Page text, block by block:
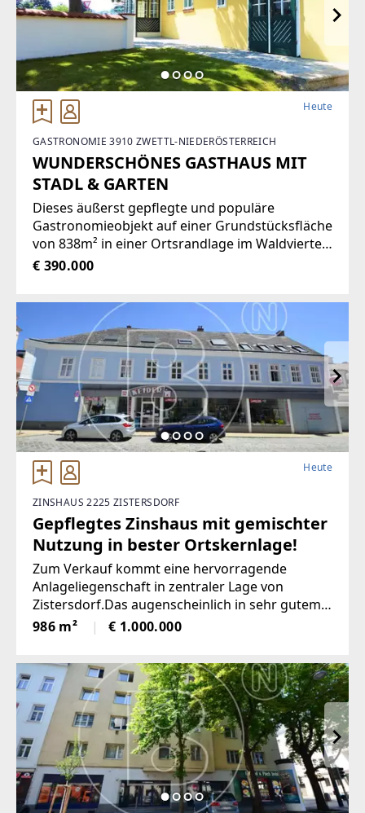
Heute
GASTRONOMIE 3910 ZWETTL-NIEDERÖSTERREICH
WUNDERSCHÖNES GASTHAUS MIT
STADL & GARTEN
Dieses äußerst gepflegte und populäre
Gastronomieobjekt auf einer Grundstücksfläche
von 838m² in einer Ortsrandlage im Waldviertel
bietet eine Vielzahl von Nutzungsmöglichkeiten
€ 390.000
Heute
ZINSHAUS 2225 ZISTERSDORF
Gepflegtes Zinshaus mit gemischter
Nutzung in bester Ortskernlage!
Zum Verkauf kommt eine hervorragende
Anlageliegenschaft in zentraler Lage von
Zistersdorf.Das augenscheinlich in sehr gutem
Erhaltungszustand befindliche Objekt liegt im
historischen Stadtkern, direkt gegenüber
986 m² € 1.000.000